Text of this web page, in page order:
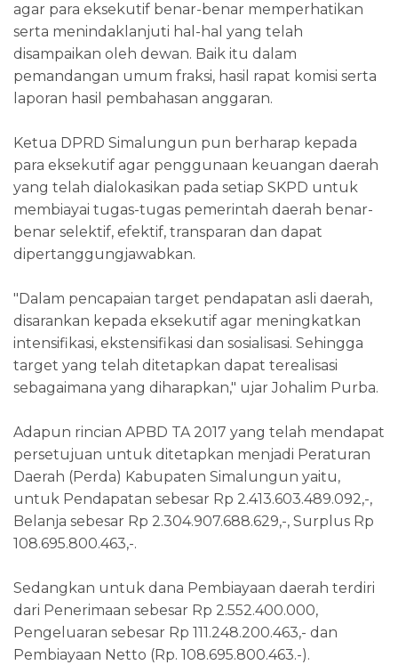
agar para eksekutif benar-benar memperhatikan
serta menindaklanjuti hal-hal yang telah
disampaikan oleh dewan. Baik itu dalam
pemandangan umum fraksi, hasil rapat komisi serta
laporan hasil pembahasan anggaran.
Ketua DPRD Simalungun pun berharap kepada
para eksekutif agar penggunaan keuangan daerah
yang telah dialokasikan pada setiap SKPD untuk
membiayai tugas-tugas pemerintah daerah benar-
benar selektif, efektif, transparan dan dapat
dipertanggungjawabkan.
"Dalam pencapaian target pendapatan asli daerah,
disarankan kepada eksekutif agar meningkatkan
intensifikasi, ekstensifikasi dan sosialisasi. Sehingga
target yang telah ditetapkan dapat terealisasi
sebagaimana yang diharapkan," ujar Johalim Purba.
Adapun rincian APBD TA 2017 yang telah mendapat
persetujuan untuk ditetapkan menjadi Peraturan
Daerah (Perda) Kabupaten Simalungun yaitu,
untuk Pendapatan sebesar Rp 2.413.603.489.092,-,
Belanja sebesar Rp 2.304.907.688.629,-, Surplus Rp
108.695.800.463,-.
Sedangkan untuk dana Pembiayaan daerah terdiri
dari Penerimaan sebesar Rp 2.552.400.000,
Pengeluaran sebesar Rp 111.248.200.463,- dan
Pembiayaan Netto (Rp. 108.695.800.463.-).